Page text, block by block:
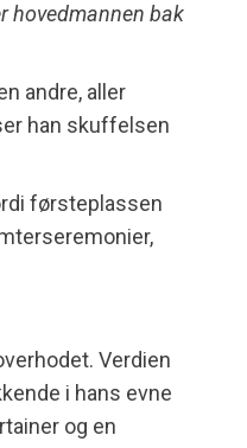
hovedmannen bak
andre, aller
han skuffelsen
førsteplassen
Verdien
i hans evne
og en